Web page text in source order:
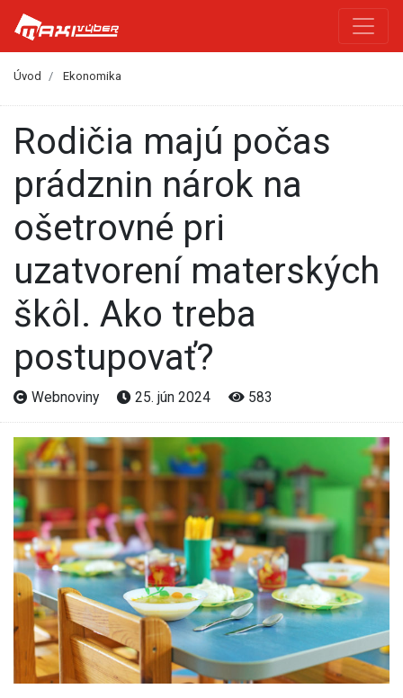
Úvod Ekonomika
Rodičia majú počas
prádznin nárok na
ošetrovné pri
uzatvorení materských
škôl. Ako treba
postupovať?
Webnoviny 25. jún 2024 583